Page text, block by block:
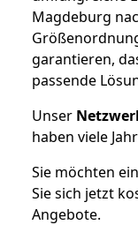
Magdeburg
garantieren,
passende
Unser
haben viele
Sie möchten
Sie sich jetzt
Angebote.